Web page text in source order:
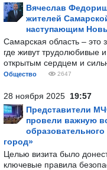
Вячеслав
жителей
наступающим
Самарская область – это
где живут трудолюбивые
открытым сердцем и
Общество 2647
28 ноября 2025 19:57
Представители
провели важную
город»
Целью визита было
ключевые правила